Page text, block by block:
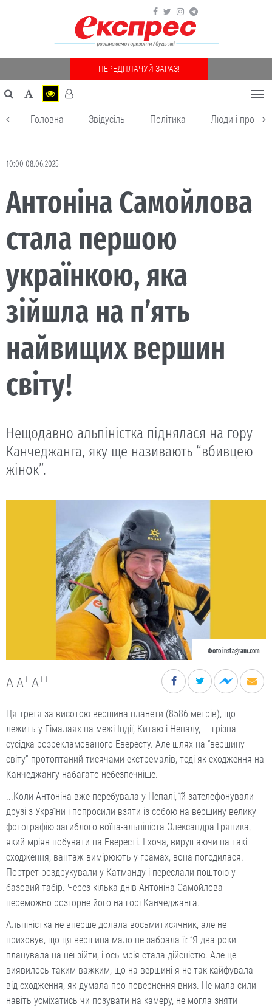
ПЕРЕДПЛАЧУЙ ЗАРАЗ!
Головна Звідусіль Політика Люди і
10:00 08.06.2025
Антоніна Самойлова
стала першою
українкою, яка
зійшла на п’ять
найвищих вершин
світу!
Нещодавно альпіністка піднялася на гору
Канчеджанга, яку ще називають “вбивцею
жінок”.
Фото instagram.com
A A+ A++
Ця третя за висотою вершина планети (8586 метрів), що
лежить у Гімалаях на межі Індії, Китаю і Непалу, — грізна
сусідка розрекламованого Евересту. Але шлях на “вершину
світу” протоптаний тисячами екстремалів, тоді як сходження на
Канчеджангу набагато небезпечніше.
...Коли Антоніна вже перебувала у Непалі, їй зателефонували
друзі з України і попросили взяти із собою на вершину велику
фотографію загиблого воїна-альпініста Олександра Гряника,
який мріяв побувати на Евересті. І хоча, вирушаючи на такі
сходження, вантаж вимірюють у грамах, вона погодилася.
Портрет роздрукували у Катманду і пере­слали поштою у
базовий табір. Через кілька днів Антоніна Самойлова
переможно розгорне його на горі Канчеджанга.
Альпіністка не вперше долала восьмитисячник, але не
приховує, що ця вершина мало не забрала її: “Я два роки
планувала на неї зійти, і ось мрія стала дійсністю. Але це
виявилось таким важким, що на вершині я не так кайфувала
від сходження, як думала про повернення вниз. Не мала сили
навіть усміхатись чи позувати на камеру, не могла зняти